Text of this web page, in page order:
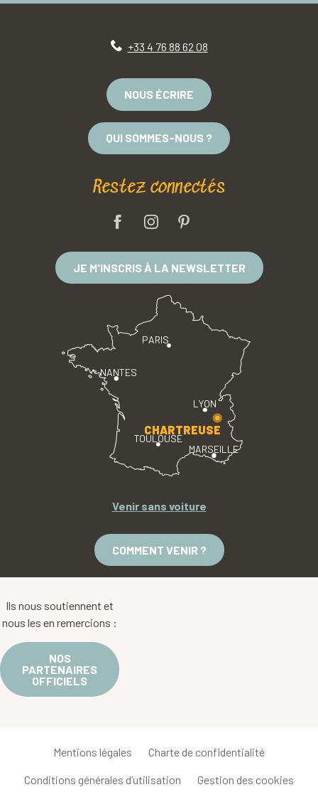
+33 4 76 88 62 08
NOUS ÉCRIRE
QUI SOMMES-NOUS ?
Restez connectés
JE M'INSCRIS À LA NEWSLETTER
PARIS
LYON
TOULOUSE
MARSEILLE
NANTES
CHARTREUSE
Venir sans voiture
COMMENT VENIR ?
Ils nous soutiennent et
nous les en remercions :
NOS
PARTENAIRES
OFFICIELS
Mentions légales Charte de confidentialité
Conditions générales d’utilisation Gestion des cookies